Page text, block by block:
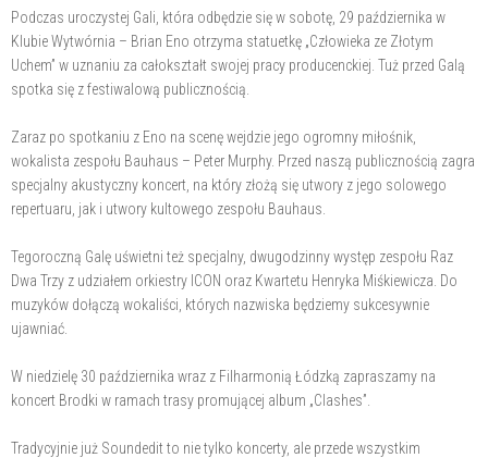
Podczas uroczystej Gali, która odbędzie się w sobotę, 29 października w
Klubie Wytwórnia – Brian Eno otrzyma statuetkę „Człowieka ze Złotym
Uchem” w uznaniu za całokształt swojej pracy producenckiej. Tuż przed Galą
spotka się z festiwalową publicznością.
Zaraz po spotkaniu z Eno na scenę wejdzie jego ogromny miłośnik,
wokalista zespołu Bauhaus – Peter Murphy. Przed naszą publicznością zagra
specjalny akustyczny koncert, na który złożą się utwory z jego solowego
repertuaru, jak i utwory kultowego zespołu Bauhaus.
Tegoroczną Galę uświetni też specjalny, dwugodzinny występ zespołu Raz
Dwa Trzy z udziałem orkiestry ICON oraz Kwartetu Henryka Miśkiewicza. Do
muzyków dołączą wokaliści, których nazwiska będziemy sukcesywnie
ujawniać.
W niedzielę 30 października wraz z Filharmonią Łódzką zapraszamy na
koncert Brodki w ramach trasy promującej album „Clashes”.
Tradycyjnie już Soundedit to nie tylko koncerty, ale przede wszystkim